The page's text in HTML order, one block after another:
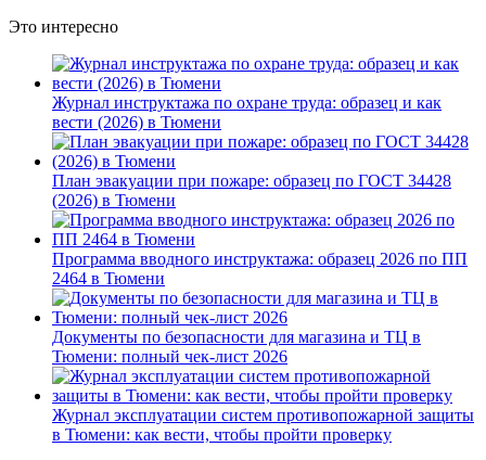
Это интересно
Журнал инструктажа по охране труда: образец и как
вести (2026) в Тюмени
План эвакуации при пожаре: образец по ГОСТ 34428
(2026) в Тюмени
Программа вводного инструктажа: образец 2026 по ПП
2464 в Тюмени
Документы по безопасности для магазина и ТЦ в
Тюмени: полный чек-лист 2026
Журнал эксплуатации систем противопожарной защиты
в Тюмени: как вести, чтобы пройти проверку